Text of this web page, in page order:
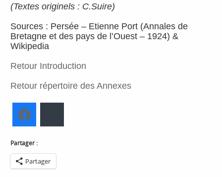
(Textes originels : C.Suire)
Sources : Persée – Etienne Port (Annales de
Bretagne et des pays de l’Ouest – 1924) &
Wikipedia
Retour Introduction
Retour répertoire des Annexes
Partager :
Partager